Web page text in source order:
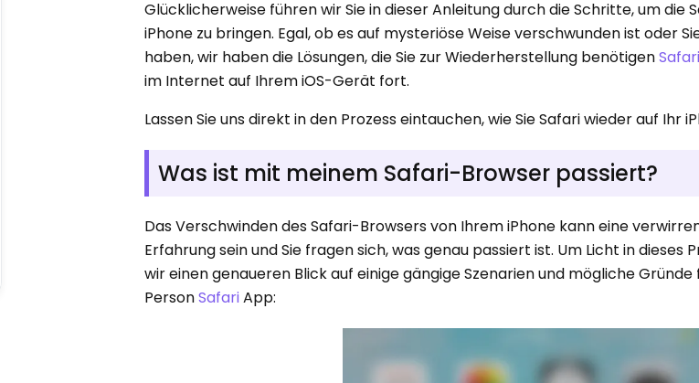
Glücklicherweise führen wir Sie in dieser Anleitung durch die Schritte, um die
iPhone zu bringen. Egal, ob es auf mysteriöse Weise verschwunden ist oder
haben, wir haben die Lösungen, die Sie zur Wiederherstellung benötigenSafari
im Internet auf Ihrem iOS-Gerät fort.
Lassen Sie uns direkt in den Prozess eintauchen, wie Sie Safari wieder auf Ihr
Was ist mit meinem Safari-Browser passiert?
Das Verschwinden des Safari-Browsers von Ihrem iPhone kann eine
Erfahrung sein und Sie fragen sich, was genau passiert ist. Um Licht in dieses
wir einen genaueren Blick auf einige gängige Szenarien und mögliche
PersonSafariApp: